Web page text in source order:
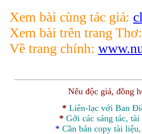
Xem bài cùng tác giả:
Xem bài trên trang Thơ:
Về trang chính:
Nếu độc giả, đồng
* Liên-lạc với Ban
* Gởi các sáng tác,
* Cần bản copy tài